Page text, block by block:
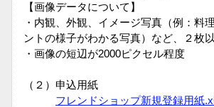
【画像データについて】
・内観、外観、イメージ写真（例：料
ントの様子がわかる写真）など、２枚
・画像の短辺が2000ピクセル程度
（２）申込用紙
フレンドショップ新規登録用紙